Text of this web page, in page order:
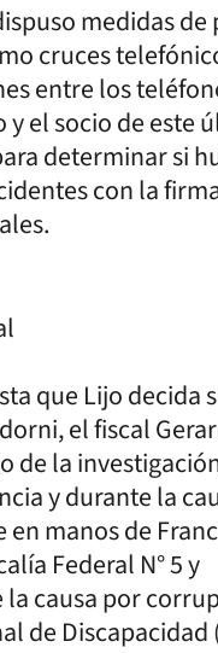
medidas de
cruces
entre los
y el socio de este
determinar si
con la
que Lijo decida
el fiscal
de la
y durante la
manos de
Federal N° 5 y
causa por
de Discapacidad